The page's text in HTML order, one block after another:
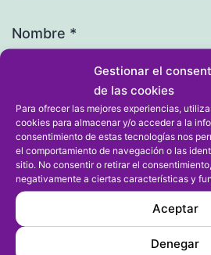
Gestionar el
de las cookies
Para ofrecer las mejores experiencias,
cookies para almacenar y/o acceder a la
consentimiento de estas tecnologías nos
el comportamiento de navegación o las
sitio. No consentir o retirar el
negativamente a ciertas características y
Aceptar
Denegar
Nombre *
Correo electrónico*
Web